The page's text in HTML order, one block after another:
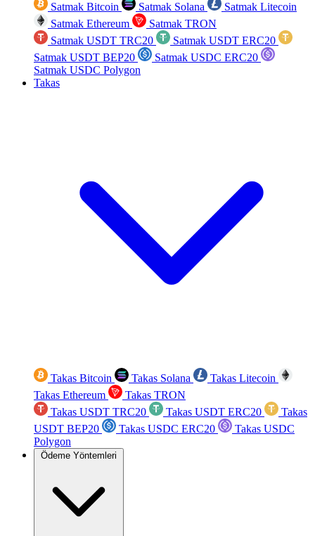
Satmak Bitcoin Satmak Solana
Satmak Litecoin
Satmak Ethereum
Satmak TRON
Satmak USDT TRC20
Satmak USDT ERC20
Satmak USDT BEP20
Satmak USDC ERC20
Satmak USDC Polygon
Takas
Takas Bitcoin Takas Solana
Takas Litecoin
Takas Ethereum
Takas TRON
Takas USDT TRC20
Takas USDT ERC20
Takas
USDT BEP20
Takas USDC ERC20
Takas USDC
Polygon
Ödeme Yöntemleri